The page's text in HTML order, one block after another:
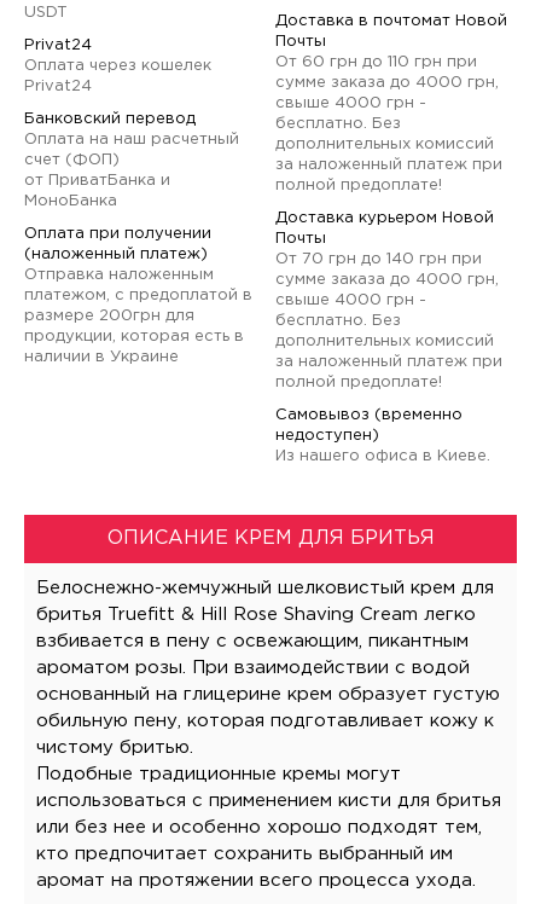
USDT
Privat24
Оплата через кошелек
Privat24
Банковский перевод
Оплата на наш расчетный
счет (ФОП)
от ПриватБанка и
МоноБанка
Оплата при получении
(наложенный платеж)
Отправка наложенным
платежом, с предоплатой в
размере 200грн для
продукции, которая есть в
наличии в Украине
Доставка в почтомат Новой
Почты
От 60 грн до 110 грн при
сумме заказа до 4000 грн,
свыше 4000 грн -
бесплатно. Без
дополнительных комиссий
за наложенный платеж при
полной предоплате!
Доставка курьером Новой
Почты
От 70 грн до 140 грн при
сумме заказа до 4000 грн,
свыше 4000 грн -
бесплатно. Без
дополнительных комиссий
за наложенный платеж при
полной предоплате!
Самовывоз (временно
недоступен)
Из нашего офиса в Киеве.
ОПИСАНИЕ КРЕМ ДЛЯ БРИТЬЯ
Белоснежно-жемчужный шелковистый крем для
бритья Truefitt & Hill Rose Shaving Cream легко
взбивается в пену с освежающим, пикантным
ароматом розы. При взаимодействии с водой
основанный на глицерине крем образует густую
обильную пену, которая подготавливает кожу к
чистому бритью.
Подобные традиционные кремы могут
использоваться с применением кисти для бритья
или без нее и особенно хорошо подходят тем,
кто предпочитает сохранить выбранный им
аромат на протяжении всего процесса ухода.